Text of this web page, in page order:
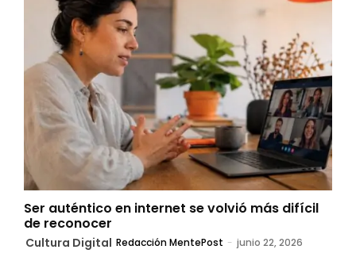
Ser auténtico en internet se volvió más difícil
de reconocer
Cultura Digital Redacción MentePost - junio 22, 2026